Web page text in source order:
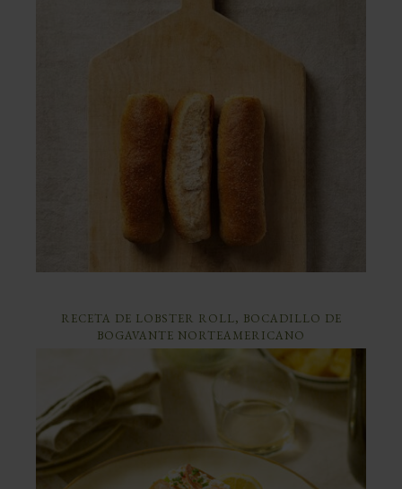
RECETA DE LOBSTER ROLL, BOCADILLO DE
BOGAVANTE NORTEAMERICANO